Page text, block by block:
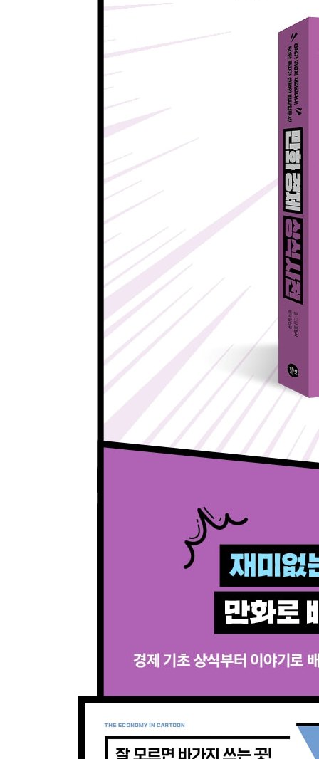
044 증시에서 저돌적인 황소는 강세장, 느릿느릿
045 주식시장의 보이지 않는 손! 사이드카와 서킷
046 증시에서 올빼미 공시는 나쁜 소식을 가져온대
048 아무것도 없으면서 파는 공매도, 주가가 떨어
★알짜 경제용어를 잡아라
049 자본금과 주가를 올리는 증자, 눈물을 머금고
050 없던 애사심도 솟아나요! 스톡옵션
051 돈 없는 개미들을 위해 고안된 투자 방식 펀드
★알짜 경제용어를 잡아라
052 부실기업에 투자하는 고수익·고위험 투자처!
053 소규모로 끼리끼리 고수익을 노리는 사모펀드
054 안정적인 수익을 원한다면 롱숏펀드, 좀 더 고
★알짜 경제용어를 잡아라
055 신용에 따라 달라지는 금리의 9가지 종류
056 단기자금 투자하기 좋은 CD, CP, RP
[알아두면 좋은 경제학자 ⑤] 존 메이너드 케인스
[알아두면 좋은 경제학자 ⑥] 밀턴 프리드먼
〈넷째마당〉 알면 알수록 유용한 환율과 세계 경제
057 기업의 안전한 놀이터 규제 샌드박스
058 여럿이 나눠 쓰는 공유경제
★알짜 경제용어를 잡아라
060 각자 갈 길 가자! 디커플링
061 세계가 떨고 있다! 미국의 양적완화와 출구전략
062 1929년 미국에서 시작된 사상 최대의 공황 세
063석유가격이 오르면 전 세계가 공포에 떤다! 오
064 경제대국 미국의 발목을 잡은 서브프라임모기
065 실체가 없는 선물, 옵션은 왜 만들어졌을까?
★알짜 경제용어를 잡아라
★알짜 경제용어를 잡아라
★알짜 경제용어를 잡아라